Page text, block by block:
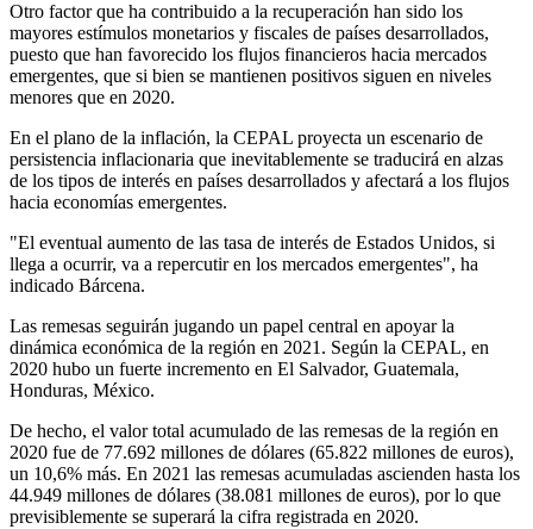
Otro factor que ha contribuido a la recuperación han sido los
mayores estímulos monetarios y fiscales de países desarrollados,
puesto que han favorecido los flujos financieros hacia mercados
emergentes, que si bien se mantienen positivos siguen en niveles
menores que en 2020.
En el plano de la inflación, la CEPAL proyecta un escenario de
persistencia inflacionaria que inevitablemente se traducirá en alzas
de los tipos de interés en países desarrollados y afectará a los flujos
hacia economías emergentes.
"El eventual aumento de las tasa de interés de Estados Unidos, si
llega a ocurrir, va a repercutir en los mercados emergentes", ha
indicado Bárcena.
Las remesas seguirán jugando un papel central en apoyar la
dinámica económica de la región en 2021. Según la CEPAL, en
2020 hubo un fuerte incremento en El Salvador, Guatemala,
Honduras, México.
De hecho, el valor total acumulado de las remesas de la región en
2020 fue de 77.692 millones de dólares (65.822 millones de euros),
un 10,6% más. En 2021 las remesas acumuladas ascienden hasta los
44.949 millones de dólares (38.081 millones de euros), por lo que
previsiblemente se superará la cifra registrada en 2020.